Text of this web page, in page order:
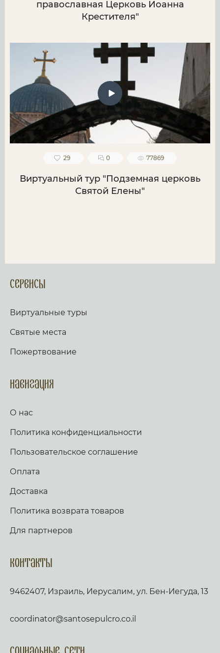
православная Церковь Иоанна
Крестителя"
29 0 77869
Виртуальный тур "Подземная церковь
Святой Елены"
Сервисы
Виртуальные туры
Святые места
Пожертвование
Навигация
О нас
Политика конфиденциальности
Пользовательское соглашение
Оплата
Доставка
Политика возврата товаров
Для партнеров
Контакты
9462407, Израиль, Иерусалим, ул. Бен-Иегуда, 13
coordinator@santosepulcro.co.il